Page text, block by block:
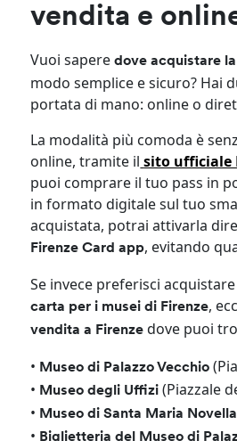
vendita e
Vuoi saperedove acquistare
modo semplice e sicuro? Hai
portata di mano: online o
La modalità più comoda è
online, tramite il sito ufficiale
puoi comprare il tuo pass in
in formato digitale sul tuo
acquistata, potrai attivarla
Firenze Card app, evitando
Se invece preferisci
carta per i musei di Firenze,
vendita a Firenze dove puoi
• Museo di Palazzo Vecchio
• Museo degli Uffizi (Piazzale
• Museo di Santa Maria Novella
• Biglietteria del Museo di